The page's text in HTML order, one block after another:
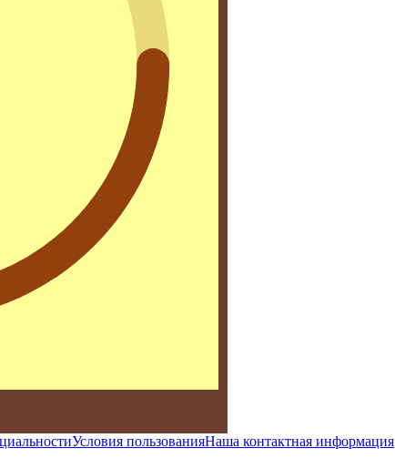
Условия пользованияНаша контактная информация